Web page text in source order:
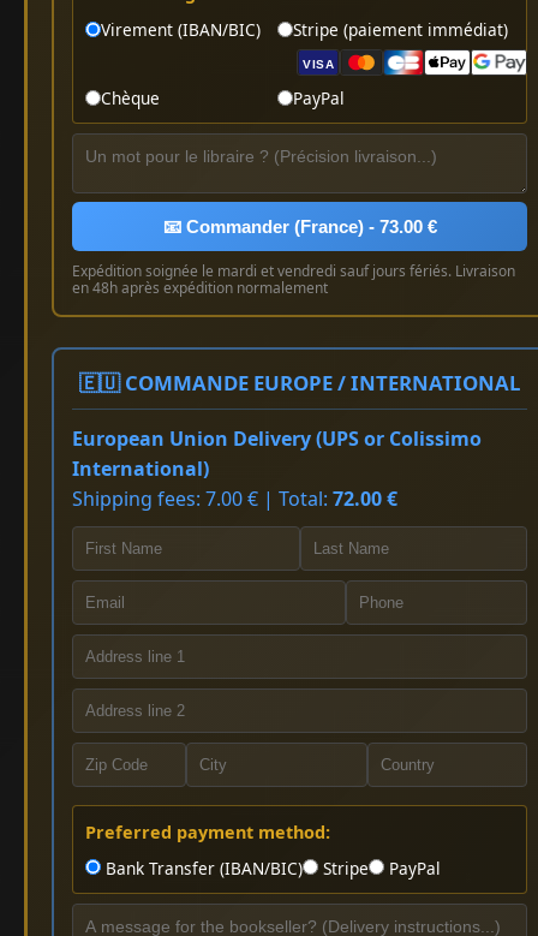
Virement (IBAN/BIC)
Stripe (paiement immédiat)
VISA
Chèque PayPal
📧 Commander (France) - 73.00 €
Expédition soignée le mardi et vendredi sauf jours fériés. Livraison
en 48h après expédition normalement
🇪🇺 COMMANDE EUROPE / INTERNATIONAL
European Union Delivery (UPS or Colissimo
International)
Shipping fees: 7.00 € | Total: 72.00 €
Preferred payment method:
Bank Transfer (IBAN/BIC)
Stripe PayPal